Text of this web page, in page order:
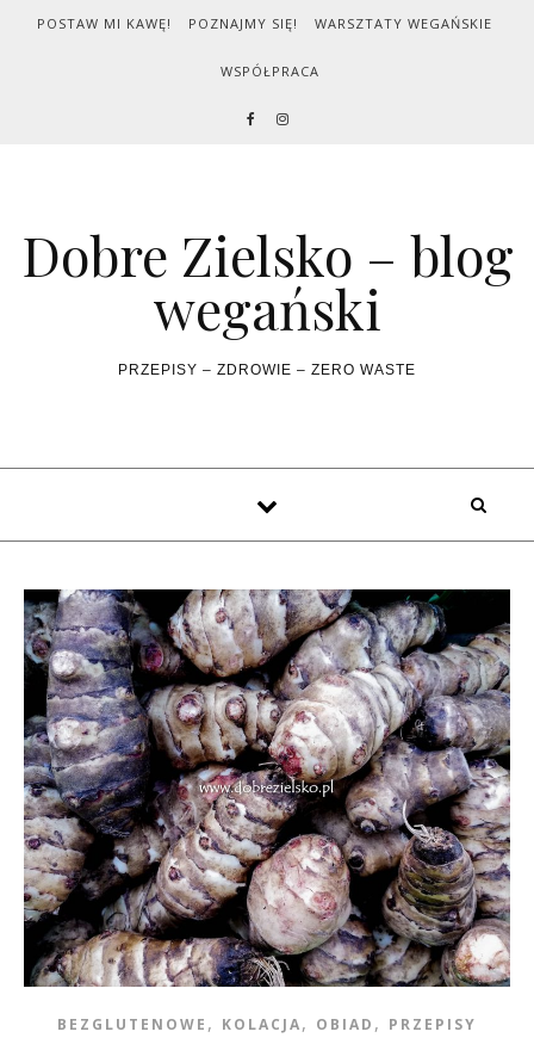
Skip to content
POSTAW MI KAWĘ! POZNAJMY SIĘ! WARSZTATY WEGAŃSKIE
WSPÓŁPRACA
Dobre Zielsko – blog
wegański
PRZEPISY – ZDROWIE – ZERO WASTE
BEZGLUTENOWE , KOLACJA, OBIAD , PRZEPISY